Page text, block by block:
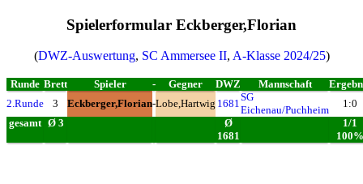
Spielerformular Eckberger,Florian
(DWZ-Auswertung, SC Ammersee II, A-Klasse 2024/25)
Runde Brett Spieler - Gegner DWZ Mannschaft
2.Runde
3 Eckberger,Florian-Lobe,Hartwig 1681
SG
Eichenau/Puchheim
1:0
gesamt Ø 3
Ø
1681
1/1
100%